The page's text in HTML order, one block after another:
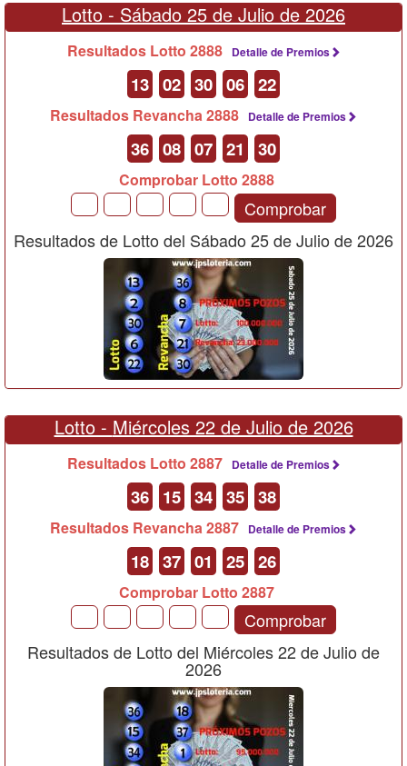
Lotto - Sábado 25 de Julio de 2026
Resultados Lotto 2888 Detalle de Premios
13 02 30 06 22
Resultados Revancha 2888 Detalle de Premios
36 08 07 21 30
Comprobar Lotto 2888
Comprobar
Resultados de Lotto del Sábado 25 de Julio de 2026
Lotto - Miércoles 22 de Julio de 2026
Resultados Lotto 2887 Detalle de Premios
36 15 34 35 38
Resultados Revancha 2887 Detalle de Premios
18 37 01 25 26
Comprobar Lotto 2887
Comprobar
Resultados de Lotto del Miércoles 22 de Julio de
2026